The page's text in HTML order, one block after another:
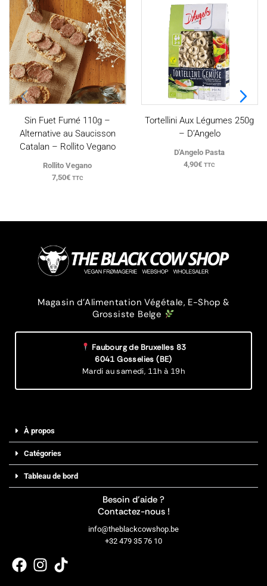
Sin Fuet Fumé 110g –
Alternative au Saucisson
Catalan – Rollito Vegano
Rollito Vegano
7,50€ TTC
Tortellini Aux Légumes 250g
– D’Angelo
D'Angelo Pasta
4,90€ TTC
Magasin d’Alimentation Végétale, E-Shop &
Grossiste Belge
Faubourg de Bruxelles 83
6041 Gosselies (BE)
Mardi au samedi, 11h à 19h
À propos
Catégories
Tableau de bord
Besoin d’aide ?
Contactez-nous !
info@theblackcowshop.be
+32 479 35 76 10